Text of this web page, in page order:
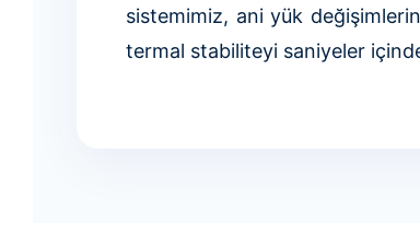
sistemimiz, ani yük
termal stabiliteyi saniyeler